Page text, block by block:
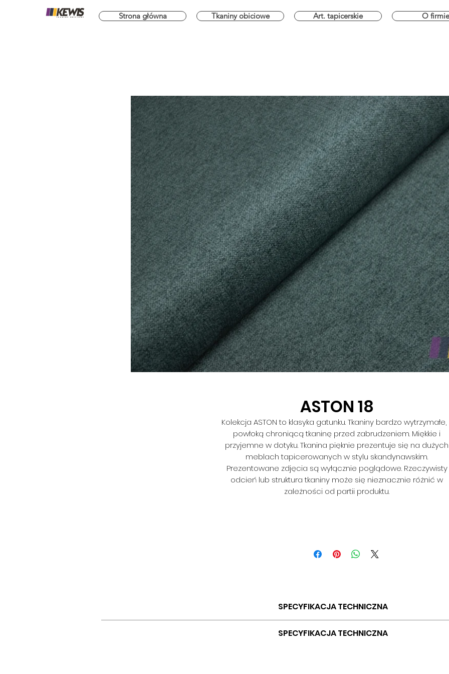
Strona główna Tkaniny obiciowe Art. tapicerskie O firmie
ASTON 18
Kolekcja ASTON to klasyka gatunku. Tkaniny bardzo wytrzymałe,
powłoką chroniącą tkaninę przed zabrudzeniem. Miękkie i
przyjemne w dotyku. Tkanina pięknie prezentuje się na dużych
meblach tapicerowanych w stylu skandynawskim.
Prezentowane zdjęcia są wyłącznie poglądowe. Rzeczywisty
odcień lub struktura tkaniny może się nieznacznie różnić w
zależności od partii produktu.
SPECYFIKACJA TECHNICZNA
GRAMATURA: 400G/M2
SPECYFIKACJA TECHNICZNA